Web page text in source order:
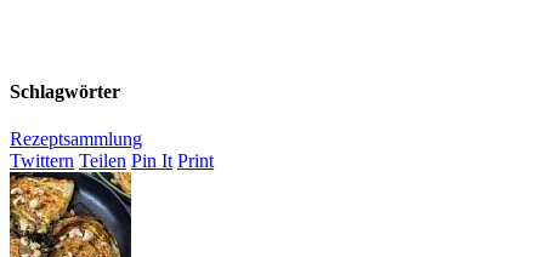
Schlagwörter
Rezeptsammlung
Twittern Teilen Pin It Print